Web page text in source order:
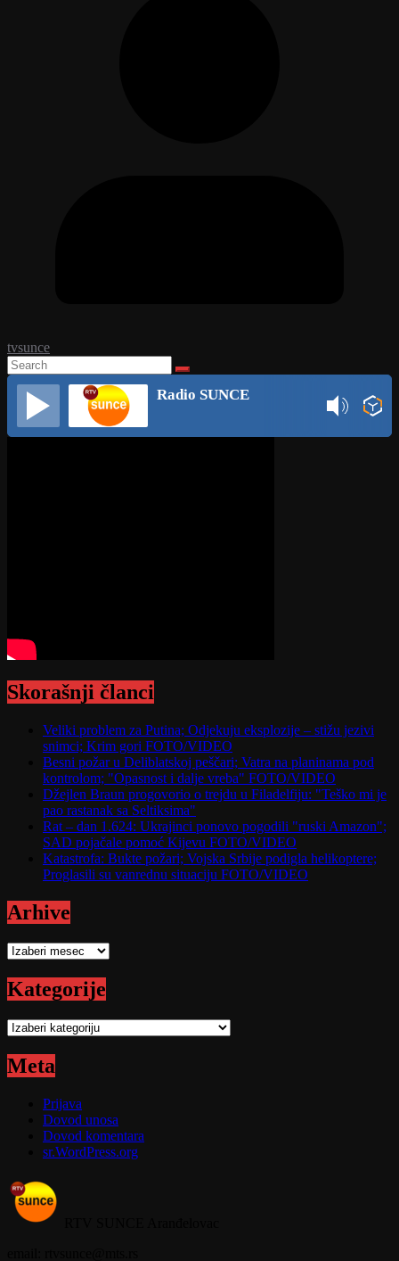
tvsunce
Radio SUNCE
Skorašnji članci
Veliki problem za Putina; Odjekuju eksplozije – stižu jezivi
snimci; Krim gori FOTO/VIDEO
Besni požar u Deliblatskoj peščari; Vatra na planinama pod
kontrolom; "Opasnost i dalje vreba" FOTO/VIDEO
Džejlen Braun progovorio o trejdu u Filadelfiju: "Teško mi je
pao rastanak sa Seltiksima"
Rat – dan 1.624: Ukrajinci ponovo pogodili "ruski Amazon";
SAD pojačale pomoć Kijevu FOTO/VIDEO
Katastrofa: Bukte požari; Vojska Srbije podigla helikoptere;
Proglasili su vanrednu situaciju FOTO/VIDEO
Arhive
Arhive
Kategorije
Kategorije
Meta
Prijava
Dovod unosa
Dovod komentara
sr.WordPress.org